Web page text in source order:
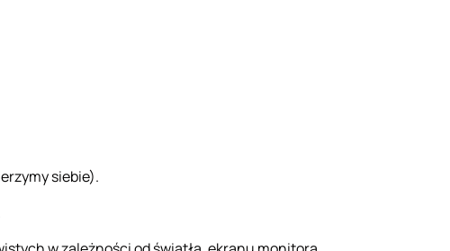
siebie).